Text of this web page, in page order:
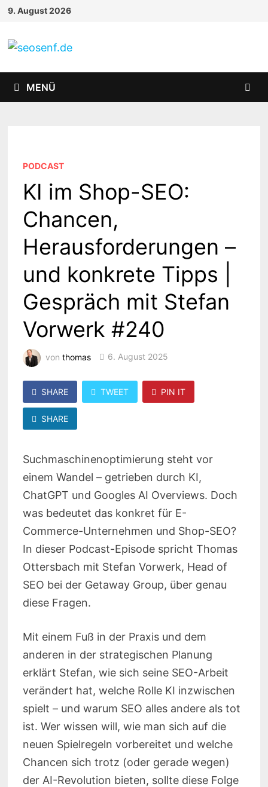
Zurück
Inhalt
9. August 2026
MENÜ
PODCAST
KI im Shop-SEO:
Chancen,
Herausforderungen –
und konkrete Tipps |
Gespräch mit Stefan
Vorwerk #240
von thomas 6. August 2025
SHARE TWEET PIN IT
SHARE
Suchmaschinenoptimierung steht vor
einem Wandel – getrieben durch KI,
ChatGPT und Googles AI Overviews. Doch
was bedeutet das konkret für E-
Commerce-Unternehmen und Shop-SEO?
In dieser Podcast-Episode spricht Thomas
Ottersbach mit Stefan Vorwerk, Head of
SEO bei der Getaway Group, über genau
diese Fragen.
Mit einem Fuß in der Praxis und dem
anderen in der strategischen Planung
erklärt Stefan, wie sich seine SEO-Arbeit
verändert hat, welche Rolle KI inzwischen
spielt – und warum SEO alles andere als tot
ist. Wer wissen will, wie man sich auf die
neuen Spielregeln vorbereitet und welche
Chancen sich trotz (oder gerade wegen)
der AI-Revolution bieten, sollte diese Folge